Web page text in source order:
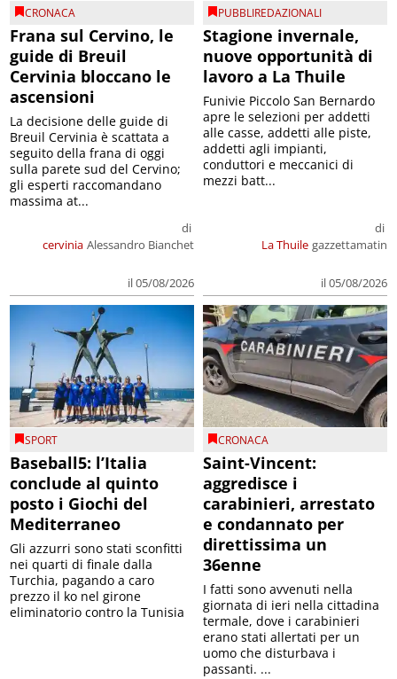
CRONACA
Frana sul Cervino, le
guide di Breuil
Cervinia bloccano le
ascensioni
cervinia
di
Alessandro Bianchet
il 05/08/2026
La decisione delle guide di
Breuil Cervinia è scattata a
seguito della frana di oggi
sulla parete sud del Cervino;
gli esperti raccomandano
massima at...
PUBBLIREDAZIONALI
Stagione invernale,
nuove opportunità di
lavoro a La Thuile
La Thuile
di
gazzettamatin
il 05/08/2026
Funivie Piccolo San Bernardo
apre le selezioni per addetti
alle casse, addetti alle piste,
addetti agli impianti,
conduttori e meccanici di
mezzi batt...
SPORT
Baseball5: l’Italia
conclude al quinto
posto i Giochi del
Mediterraneo
Gli azzurri sono stati sconfitti
nei quarti di finale dalla
Turchia, pagando a caro
prezzo il ko nel girone
eliminatorio contro la Tunisia
CRONACA
Saint-Vincent:
aggredisce i
carabinieri, arrestato
e condannato per
direttissima un
36enne
I fatti sono avvenuti nella
giornata di ieri nella cittadina
termale, dove i carabinieri
erano stati allertati per un
uomo che disturbava i
passanti. ...